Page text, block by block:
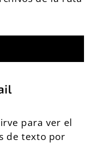
para ver el
de texto por